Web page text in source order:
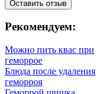
Рекомендуем:
Можно пить квас при
геморрое
Блюда после удаления
геморроя